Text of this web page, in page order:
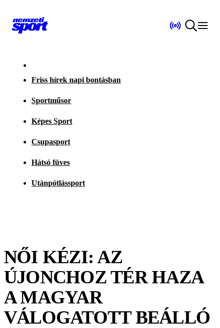
Friss hírek napi bontásban
Sportműsor
Képes Sport
Csupasport
Hátsó füves
Utánpótlássport
NŐI KÉZI: AZ
ÚJONCHOZ TÉR HAZA
A MAGYAR
VÁLOGATOTT BEÁLLÓ